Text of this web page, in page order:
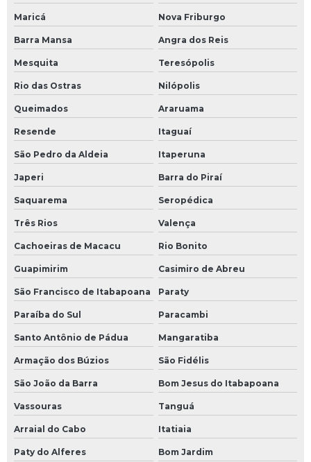
Empresas de transferência de calor
Enchimento de sistema de fluido térmico
Engenharia de montagem industrial
Escaneamento 3d de tubulações industriais
Escaneamento nuvem de pontos
Estrutura metálica para sistema de fluido térmico
Estrutura metálica para sistema de fluido térmico preço
Fábrica de sistema de fluido térmico
Fábrica de tanques para sistema de fluido térmico
Fabricação de skids
Fabricação de tanques para sistema de fluido térmico
Fabricante de skid
Fabricante de skid de bombas
Filtragem de óleo térmico
Fluido térmico alta temperatura
Fluido térmico industrial
Maricá Nova Friburgo
Barra Mansa Angra dos Reis
Mesquita Teresópolis
Rio das Ostras Nilópolis
Queimados Araruama
Resende Itaguaí
São Pedro da Aldeia Itaperuna
Japeri Barra do Piraí
Saquarema Seropédica
Três Rios Valença
Cachoeiras de Macacu Rio Bonito
Guapimirim Casimiro de Abreu
São Francisco de Itabapoana Paraty
Paraíba do Sul Paracambi
Santo Antônio de Pádua Mangaratiba
Armação dos Búzios São Fidélis
São João da Barra Bom Jesus do Itabapoana
Vassouras Tanguá
Arraial do Cabo Itatiaia
Paty do Alferes Bom Jardim